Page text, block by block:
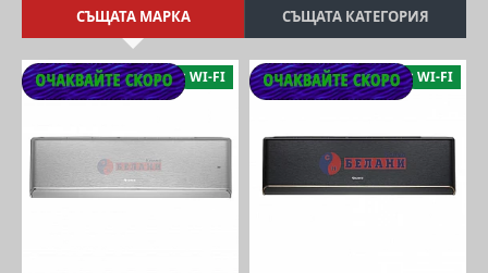
СЪЩАТА МАРКА СЪЩАТА КАТЕГОРИЯ
WI-FI WI-FI